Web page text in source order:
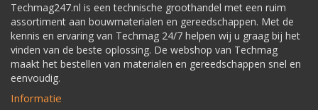
Techmag247.nl is een technische groothandel met een ruim
assortiment aan bouwmaterialen en gereedschappen. Met de
kennis en ervaring van Techmag 24/7 helpen wij u graag bij het
vinden van de beste oplossing. De webshop van Techmag
maakt het bestellen van materialen en gereedschappen snel en
eenvoudig.
Informatie